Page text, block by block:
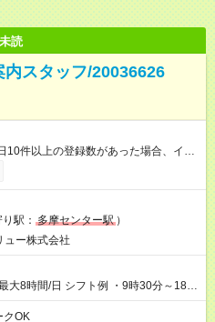
未読
スタッフ/20036626
10件以上の登録数があった場合、イン
登録されたお客様の継続状況によっ
継続されるとインセンティブも継続
） 15 件の場合： 1,500 円
の場合： 3,000 円（ 20 件 × 150 円）
25 件 × 200 円） 30 件の場
8日勤務の場合
インセンティブ♪ ・月20日勤務
日⇒240,000円＋インセンティブ♪
駅： 多摩センター駅 ）
ュー株式会社
大8時間/日 シフト例 ・9時30分～18時
クOK